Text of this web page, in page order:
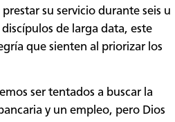
prestar su servicio durante seis u
de larga data, este
que sienten al priorizar los
ser tentados a buscar la
y un empleo, pero Dios